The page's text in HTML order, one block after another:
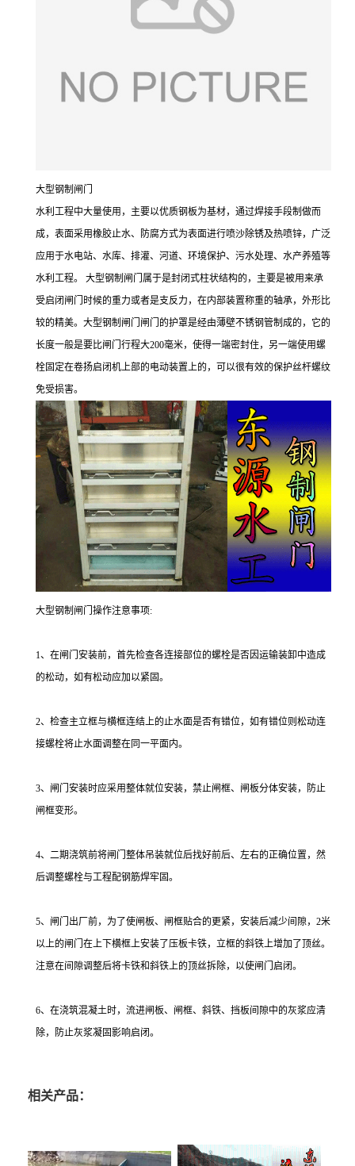
大型钢制闸门
水利工程中大量使用，主要以优质钢板为基材，通过焊接手段制做而
成，表面采用橡胶止水、防腐方式为表面进行喷沙除锈及热喷锌，广泛
应用于水电站、水库、排灌、河道、环境保护、污水处理、水产养殖等
水利工程。 大型钢制闸门属于是封闭式柱状结构的，主要是被用来承
受启闭闸门时候的重力或者是支反力，在内部装置称重的轴承，外形比
较的精美。大型钢制闸门闸门的护罩是经由薄壁不锈钢管制成的，它的
长度一般是要比闸门行程大200毫米，使得一端密封住，另一端使用螺
栓固定在卷扬启闭机上部的电动装置上的，可以很有效的保护丝杆螺纹
免受损害。
大型钢制闸门操作注意事项:
1、在闸门安装前，首先检查各连接部位的螺栓是否因运输装卸中造成
的松动，如有松动应加以紧固。
2、检查主立框与横框连结上的止水面是否有错位，如有错位则松动连
接螺栓将止水面调整在同一平面内。
3、闸门安装时应采用整体就位安装，禁止闸框、闸板分体安装，防止
闸框变形。
4、二期浇筑前将闸门整体吊装就位后找好前后、左右的正确位置，然
后调整螺栓与工程配钢筋焊牢固。
5、闸门出厂前，为了使闸板、闸框贴合的更紧，安装后减少间隙，2米
以上的闸门在上下横框上安装了压板卡铁，立框的斜铁上增加了顶丝。
注意在间隙调整后将卡铁和斜铁上的顶丝拆除，以使闸门启闭。
6、在浇筑混凝土时，流进闸板、闸框、斜铁、挡板间隙中的灰浆应清
除，防止灰浆凝固影响启闭。
相关产品：